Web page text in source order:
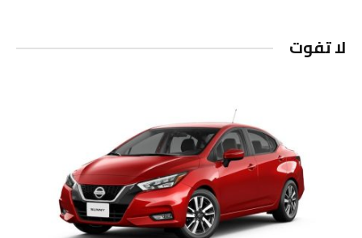
لا تفوت